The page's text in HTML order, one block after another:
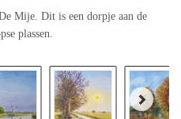
Mije. Dit is een dorpje aan de
plassen.